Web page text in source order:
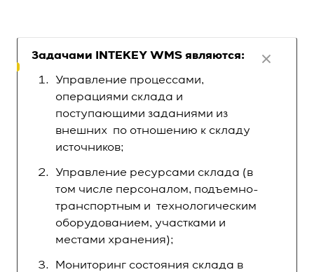
Приёмка валом или на паллет
Автоматическое создание задач на
Задачами INTEKEY WMS являются:
Управление процессами,
операциями склада и
поступающими заданиями из
внешних по отношению к складу
источников;
Управление ресурсами склада (в
том числе персоналом, подъемно-
транспортным и технологическим
оборудованием, участками и
местами хранения);
Мониторинг состояния склада в